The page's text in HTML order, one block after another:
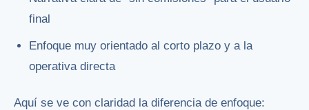
final
Enfoque muy orientado al corto plazo y a la
operativa directa
Aquí se ve con claridad la diferencia de enfoque: